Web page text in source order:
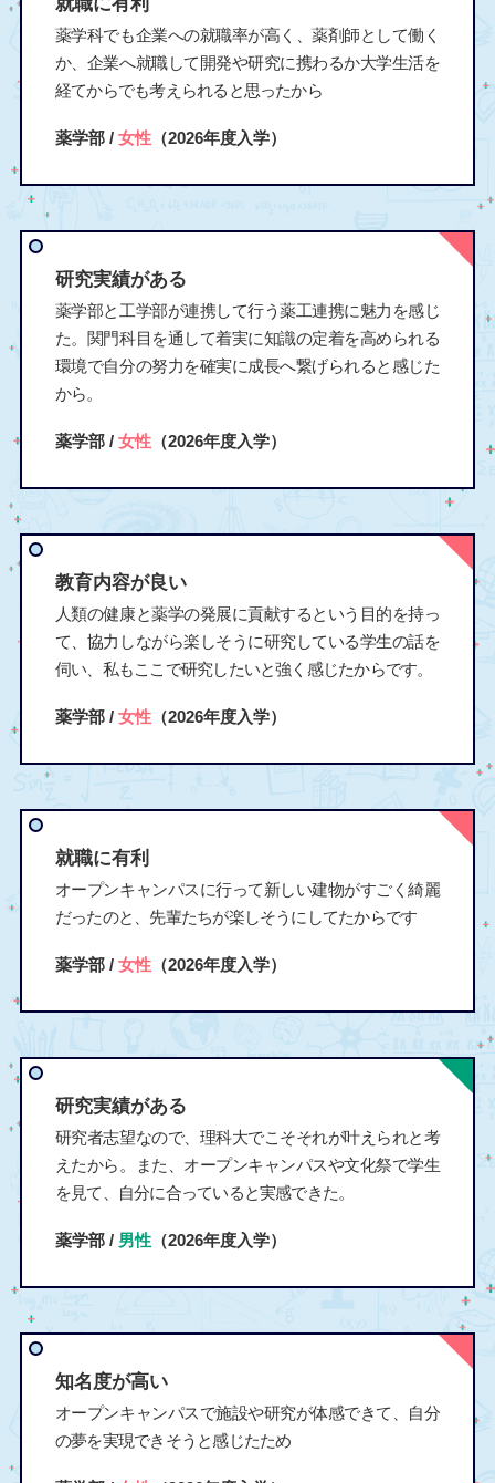
薬学科でも企業への就職率が高く、薬剤師として働く
か、企業へ就職して開発や研究に携わるか大学生活を
経てからでも考えられると思ったから
薬学部 / 女性（2026年度入学）
研究実績がある
薬学部と工学部が連携して行う薬工連携に魅力を感じ
た。関門科目を通して着実に知識の定着を高められる
環境で自分の努力を確実に成長へ繋げられると感じた
から。
薬学部 / 女性（2026年度入学）
教育内容が良い
人類の健康と薬学の発展に貢献するという目的を持っ
て、協力しながら楽しそうに研究している学生の話を
伺い、私もここで研究したいと強く感じたからです。
薬学部 / 女性（2026年度入学）
就職に有利
オープンキャンパスに行って新しい建物がすごく綺麗
だったのと、先輩たちが楽しそうにしてたからです
薬学部 / 女性（2026年度入学）
研究実績がある
研究者志望なので、理科大でこそそれが叶えられと考
えたから。また、オープンキャンパスや文化祭で学生
を見て、自分に合っていると実感できた。
薬学部 / 男性（2026年度入学）
知名度が高い
オープンキャンパスで施設や研究が体感できて、自分
の夢を実現できそうと感じたため